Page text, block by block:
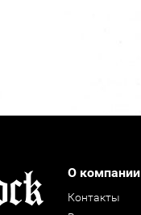
О компании
Контакты